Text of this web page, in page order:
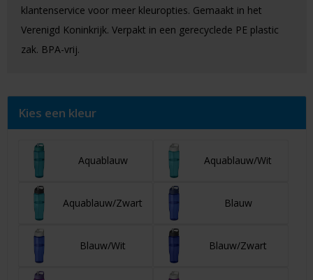
klantenservice voor meer kleuropties. Gemaakt in het
Verenigd Koninkrijk. Verpakt in een gerecyclede PE plastic
zak. BPA-vrij.
Kies een kleur
Aquablauw Aquablauw/Wit
Aquablauw/Zwart Blauw
Blauw/Wit Blauw/Zwart